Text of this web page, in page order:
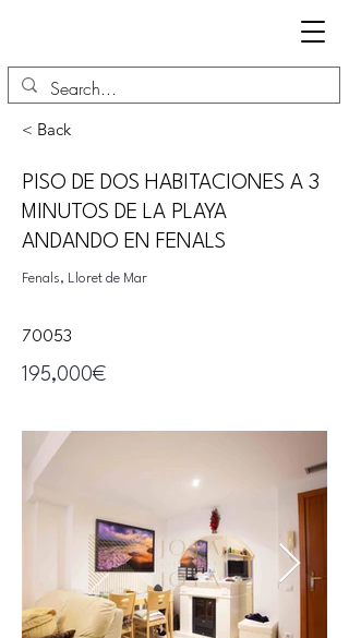
< Back
PISO DE DOS HABITACIONES A 3
MINUTOS DE LA PLAYA
ANDANDO EN FENALS
Fenals, Lloret de Mar
70053
195,000€